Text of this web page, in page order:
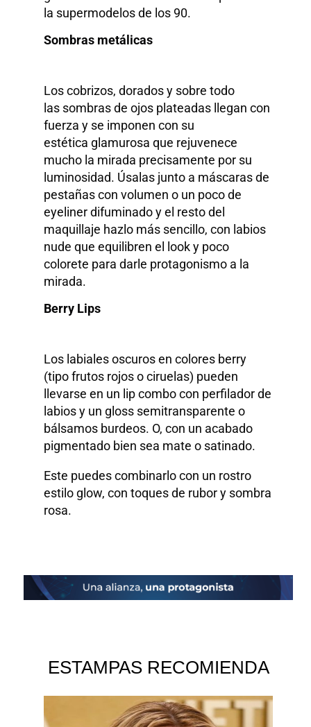
la supermodelos de los 90.
Sombras metálicas
Los cobrizos, dorados y sobre todo
las sombras de ojos plateadas llegan con
fuerza y se imponen con su
estética glamurosa que rejuvenece
mucho la mirada precisamente por su
luminosidad. Úsalas junto a máscaras de
pestañas con volumen o un poco de
eyeliner difuminado y el resto del
maquillaje hazlo más sencillo, con labios
nude que equilibren el look y poco
colorete para darle protagonismo a la
mirada.
Berry Lips
Los labiales oscuros en colores berry
(tipo frutos rojos o ciruelas) pueden
llevarse en un lip combo con perfilador de
labios y un gloss semitransparente o
bálsamos burdeos. O, con un acabado
pigmentado bien sea mate o satinado.
Este puedes combinarlo con un rostro
estilo glow, con toques de rubor y sombra
rosa.
ESTAMPAS RECOMIENDA